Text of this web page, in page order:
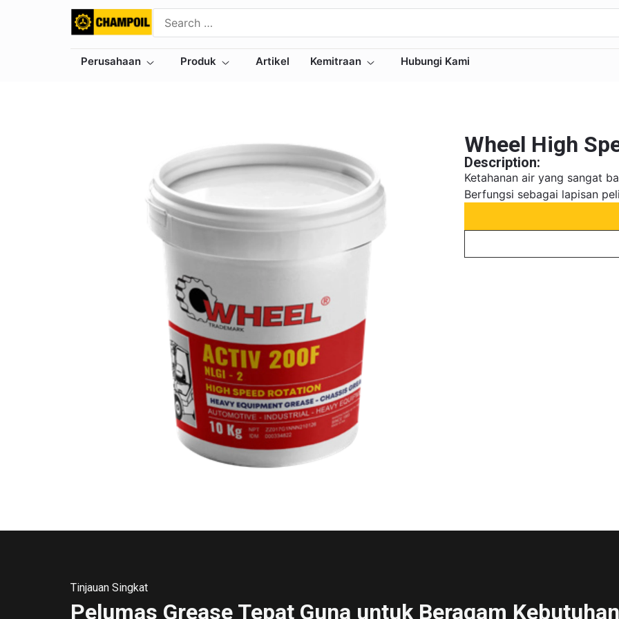
Perusahaan Produk Artikel Kemitraan Hubungi Kami
Wheel High
Description:
Ketahanan air yang sangat
Berfungsi sebagai lapisan
Tinjauan Singkat
Pelumas Grease Tepat Guna untuk Beragam